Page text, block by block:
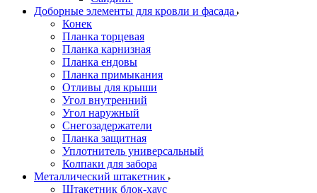
Доборные элементы для кровли и фасада
Конек
Планка торцевая
Планка карнизная
Планка ендовы
Планка примыкания
Отливы для крыши
Угол внутренний
Угол наружный
Снегозадержатели
Планка защитная
Уплотнитель универсальный
Колпаки для забора
Металлический штакетник
Штакетник блок-хаус